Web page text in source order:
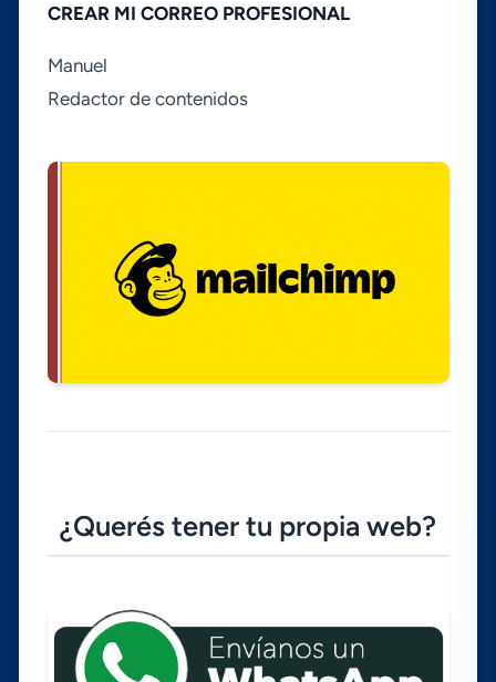
CREAR MI CORREO PROFESIONAL
Manuel
Redactor de contenidos
¿Querés tener tu propia web?